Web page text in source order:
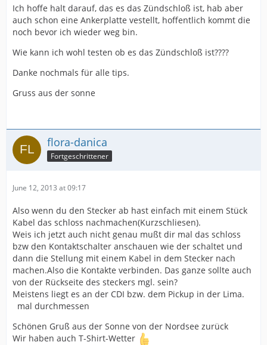
Ich hoffe halt darauf, das es das Zündschloß ist, hab aber
auch schon eine Ankerplatte vestellt, hoffentlich kommt die
noch bevor ich wieder weg bin.
Wie kann ich wohl testen ob es das Zündschloß ist????
Danke nochmals für alle tips.
Gruss aus der sonne
flora-danica
Fortgeschrittener
June 12, 2013 at 09:17
Also wenn du den Stecker ab hast einfach mit einem Stück
Kabel das schloss nachmachen(Kurzschliesen).
Weis ich jetzt auch nicht genau mußt dir mal das schloss
bzw den Kontaktschalter anschauen wie der schaltet und
dann die Stellung mit einem Kabel in dem Stecker nach
machen.Also die Kontakte verbinden. Das ganze sollte auch
von der Rückseite des steckers mgl. sein?
Meistens liegt es an der CDI bzw. dem Pickup in der Lima.
mal durchmessen
Schönen Gruß aus der Sonne von der Nordsee zurück
Wir haben auch T-Shirt-Wetter